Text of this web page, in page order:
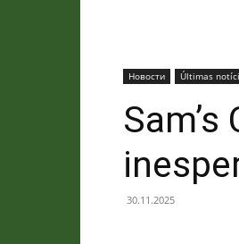
Новости Últimas
30.11.2025